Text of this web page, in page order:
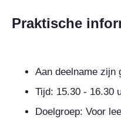
Praktische
Aan deelname zijn
Tijd: 15.30 - 16.30
Doelgroep: Voor